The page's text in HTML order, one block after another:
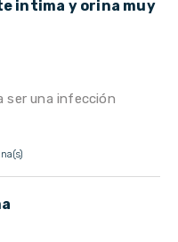
intima y orina muy
ser una infección